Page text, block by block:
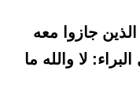
جازوا معه
لا والله ما